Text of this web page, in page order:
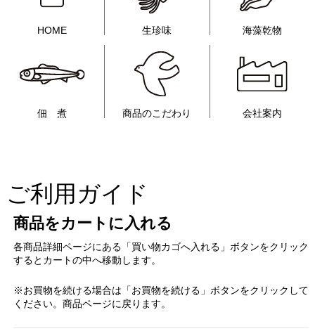
HOME 生珍味 海藻乾物
佃 煮 商品のこだわり 会社案内
ご利用ガイド
商品をカートに入れる
各商品詳細ページにある「買い物カゴへ入れる」ボタンをクリック
するとカートの中へ移動します。
※お買物を続ける場合は「お買物を続ける」ボタンをクリックして
ください。商品ページに戻ります。